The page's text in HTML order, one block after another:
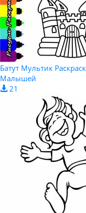
Батут Мультик
Малышей
21